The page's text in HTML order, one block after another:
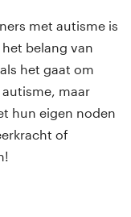
met autisme is
belang van
het gaat om
maar
hun eigen noden
of